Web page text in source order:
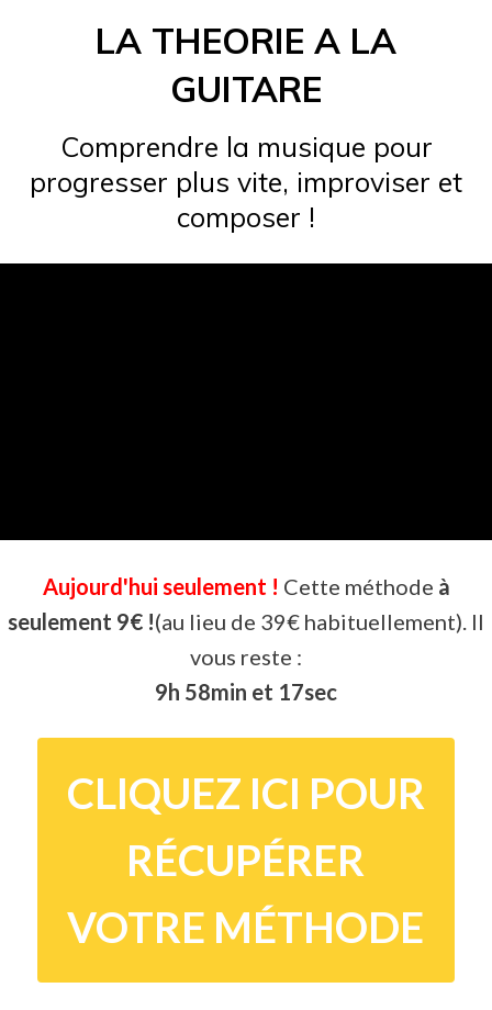
LA THEORIE A LA
GUITARE
Comprendre la musique pour
progresser plus vite, improviser et
composer !
Aujourd'hui seulement ! Cette méthode à
seulement 9€ !(au lieu de 39€ habituellement). Il
vous reste :
9h 58min et 17sec
CLIQUEZ ICI POUR
RÉCUPÉRER
VOTRE MÉTHODE